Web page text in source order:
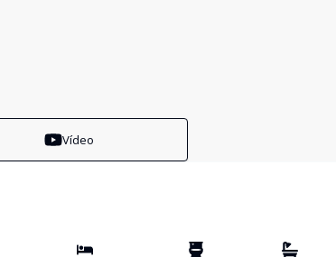
Vídeo